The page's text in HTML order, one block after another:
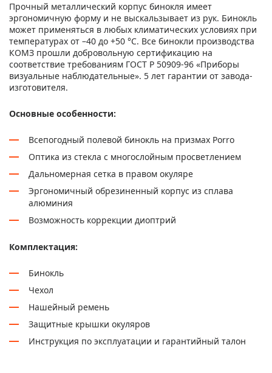
Прочный металлический корпус бинокля имеет
эргономичную форму и не выскальзывает из рук. Бинокль
может применяться в любых климатических условиях при
температурах от –40 до +50 °С. Все бинокли производства
КОМЗ прошли добровольную сертификацию на
соответствие требованиям ГОСТ Р 50909-96 «Приборы
визуальные наблюдательные». 5 лет гарантии от завода-
изготовителя.
Основные особенности:
Всепогодный полевой бинокль на призмах Porro
Оптика из стекла с многослойным просветлением
Дальномерная сетка в правом окуляре
Эргономичный обрезиненный корпус из сплава
алюминия
Возможность коррекции диоптрий
Комплектация:
Бинокль
Чехол
Нашейный ремень
Защитные крышки окуляров
Инструкция по эксплуатации и гарантийный талон